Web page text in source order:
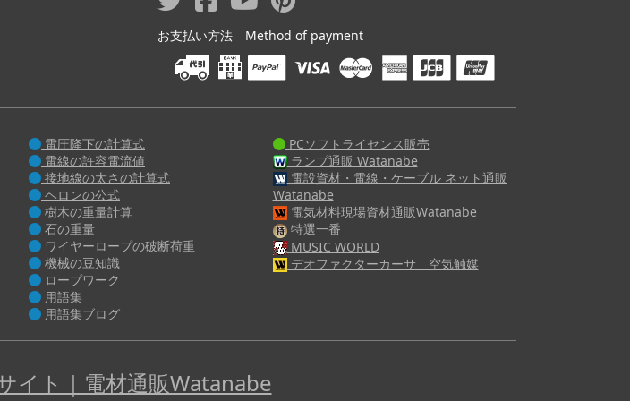
お支払い方法 Method of payment
電圧降下の計算式
電線の許容電流値
接地線の太さの計算式
ヘロンの公式
樹木の重量計算
石の重量
ワイヤーロープの破断荷重
機械の豆知識
ロープワーク
用語集
用語集ブログ
PCソフトライセンス販売
ランプ通販 Watanabe
電設資材・電線・ケーブル ネット通販
Watanabe
電気材料現場資材通販Watanabe
特選一番
MUSIC WORLD
デオファクターカーサ 空気触媒
イト｜電材通販Watanabe